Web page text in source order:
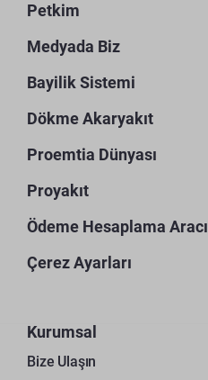
Petkim
Medyada Biz
Bayilik Sistemi
Dökme Akaryakıt
Proemtia Dünyası
Proyakıt
Ödeme Hesaplama Aracı
Çerez Ayarları
Kurumsal
Bize Ulaşın